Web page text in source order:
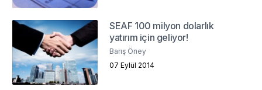
SEAF 100 milyon dolarlık
yatırım için geliyor!
Barış Öney
07 Eylül 2014